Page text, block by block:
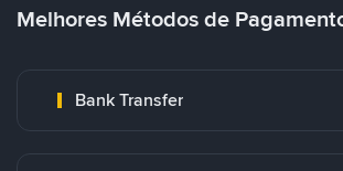
Melhores Métodos de
Bank Transfer